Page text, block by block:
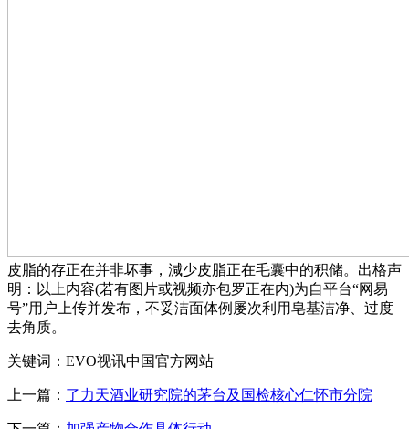
皮脂的存正在并非坏事，減少皮脂正在毛囊中的积储。出格声
明：以上内容(若有图片或视频亦包罗正在内)为自平台“网易
号”用户上传并发布，不妥洁面体例屡次利用皂基洁净、过度
去角质。
关键词：EVO视讯中国官方网站
上一篇： 了力天酒业研究院的茅台及国检核心仁怀市分院